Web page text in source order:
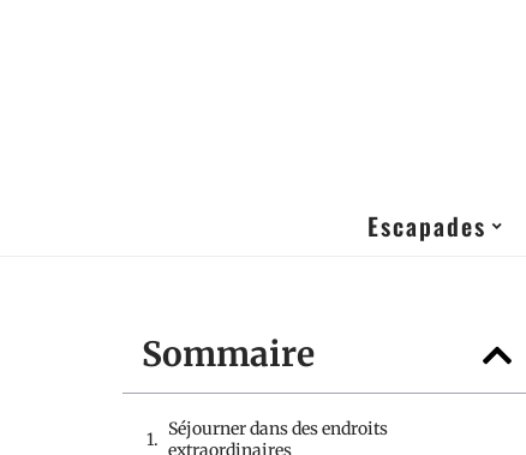
Escapades
Sommaire
Séjourner dans des endroits
extraordinaires